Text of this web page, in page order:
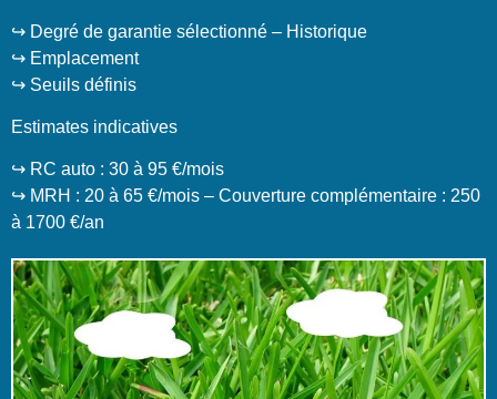
↪️ Degré de garantie sélectionné – Historique
↪️ Emplacement
↪️ Seuils définis
Estimates indicatives
↪️ RC auto : 30 à 95 €/mois
↪️ MRH : 20 à 65 €/mois – Couverture complémentaire : 250
à 1700 €/an